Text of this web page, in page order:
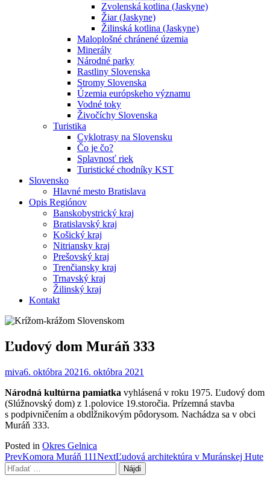
Zvolenská kotlina (Jaskyne)
Žiar (Jaskyne)
Žilinská kotlina (Jaskyne)
Maloplošné chránené územia
Minerály
Národné parky
Rastliny Slovenska
Stromy Slovenska
Územia európskeho významu
Vodné toky
Živočíchy Slovenska
Turistika
Cyklotrasy na Slovensku
Čo je čo?
Splavnosť riek
Turistické chodníky KST
Slovensko
Hlavné mesto Bratislava
Opis Regiónov
Banskobystrický kraj
Bratislavský kraj
Košický kraj
Nitriansky kraj
Prešovský kraj
Trenčiansky kraj
Trnavský kraj
Žilinský kraj
Kontakt
Ľudový dom Muráň 333
miva6. októbra 20216. októbra 2021
Národná kultúrna pamiatka vyhlásená v roku 1975. Ľudový dom
(Slúžnovský dom) z 1.polovice 19.storočia. Prízemná stavba
s podpivničením a obdĺžnikovým pôdorysom. Nachádza sa v obci
Muráň 333.
Posted in Okres Gelnica
Post
navigation
PrevKomora Muráň 111NextĽudová architektúra v Muránskej Hute
Hľadať: